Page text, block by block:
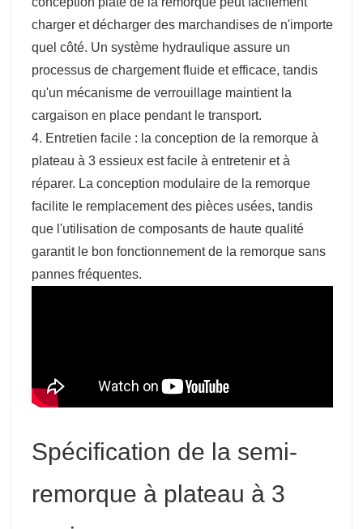
charger et décharger des marchandises de n'importe
quel côté. Un système hydraulique assure un
processus de chargement fluide et efficace, tandis
qu'un mécanisme de verrouillage maintient la
cargaison en place pendant le transport.
4. Entretien facile : la conception de la remorque à
plateau à 3 essieux est facile à entretenir et à
réparer. La conception modulaire de la remorque
facilite le remplacement des pièces usées, tandis
que l'utilisation de composants de haute qualité
garantit le bon fonctionnement de la remorque sans
pannes fréquentes.
Spécification de la semi-
remorque à plateau à 3